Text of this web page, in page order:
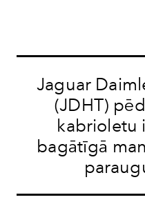
Jaguar
(JDHT)
kabrioletu
bagātīgā